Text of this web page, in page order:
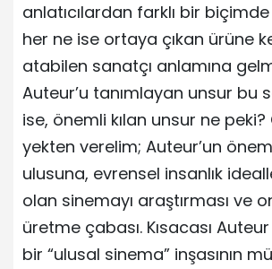
anlatıcılardan farklı bir
her ne ise ortaya çıkan ürüne
atabilen sanatçı anlamına
Auteur’u tanımlayan unsur bu
ise, önemli kılan unsur ne peki?
yekten verelim; Auteur’un
ulusuna, evrensel insanlık
olan sinemayı araştırması ve
üretme çabası. Kısacası Auteur
bir “ulusal sinema” inşasının